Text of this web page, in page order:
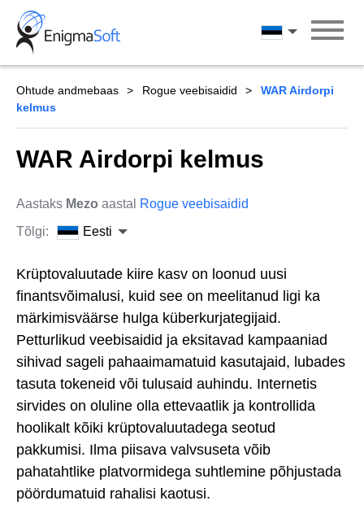
Skip
content
Eesti
Ohtude andmebaas Rogue veebisaidid
WAR Airdorpi
kelmus
WAR Airdorpi kelmus
Aastaks Mezo aastal
Rogue veebisaidid
Tõlgi:
Eesti
Krüptovaluutade kiire kasv on loonud uusi
finantsvõimalusi, kuid see on meelitanud ligi ka
märkimisväärse hulga küberkurjategijaid.
Petturlikud veebisaidid ja eksitavad kampaaniad
sihivad sageli pahaaimamatuid kasutajaid, lubades
tasuta tokeneid või tulusaid auhindu. Internetis
sirvides on oluline olla ettevaatlik ja kontrollida
hoolikalt kõiki krüptovaluutadega seotud
pakkumisi. Ilma piisava valvsuseta võib
pahatahtlike platvormidega suhtlemine põhjustada
pöördumatuid rahalisi kaotusi.